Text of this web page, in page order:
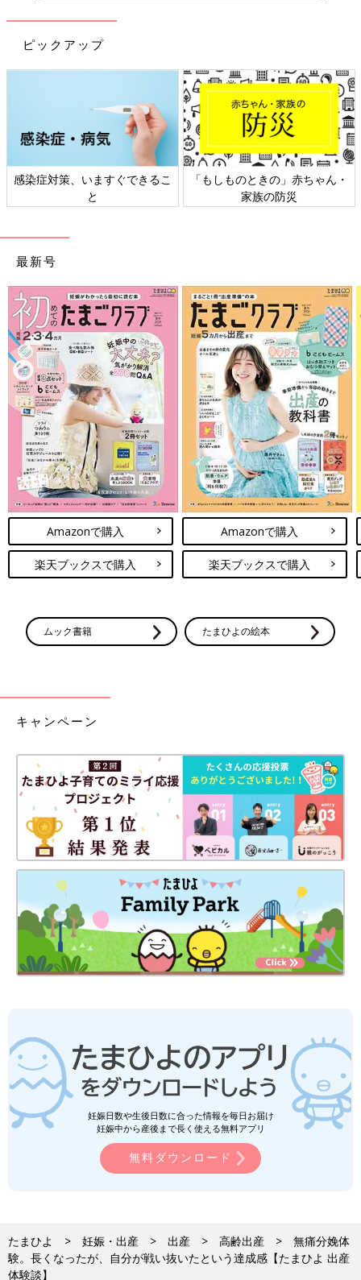
ってたみたい）
明日の麻酔を入れる時間をきいたら、「早くて9時前後」と。絶
とにかく耐える。フゥフゥしたり、調べた呼吸法を実践。陣痛の
時間が少なくなる方法や、陣痛の痛みが減る方法も実践。これが
本当に効果あった！
予習は大事だなと思った。
4:00
4:00～7:00
途中から、腰の痛みも来る。腰くだけるかと思う程激痛。
最後の2時間くらいは、子宮の痛みが来て終わったら腰の痛みと
いう2セットが立て続けに来る。陣痛ない間も、鈍痛はずっとあ
るため基本的にずっと痛い…
7:00
診察。子宮口4cmまで開いてるからバルーン入れなくて大丈夫、
頑張ったね、と言われ泣いた。
でも赤ちゃんの向きが真上を向いてるから、向きが変わらないと
やっぱり帝王切開になるとのこと。
先生より、「四つばいがいいかも」と言われ、大きなクッション
に寄りかかるってやるが、いまいち感覚をつかめない。
「横になる時、向きが左を向いた方が赤ちゃんが回りやすいか
も」とのことで、左に意識的に向くよう指示あり。
かなり腰の陣痛が痛くなり、自分で腰をさすりながら耐える。
7:40
と思い、初めて辛くて涙が出てきた。
ためお役目終了。
カテーテル入れ、これだけ痛み来てるし大丈夫とのことで、流れ
で麻酔も入れてもらう。
左の効きが悪め。右は何も感じない。何回か調整してもらい、結
構効いてきたがお尻の穴の周りのところが痛い。
聞いたら、そこは赤ちゃんが押し出てくる場所だから、その効き
目は弱めだと。
麻酔に時間がかかることも、とのことだったが左もあんまり消え
ず。
左の腰の端に痛みが変更。「赤ちゃんが回ってきてるのかも」と
言われ、左向きになり痛みに耐える。（全然陣痛耐えてた時より
は楽）
10:30
11:00
子宮口5〜6センチ
ブスコバン注射②
12:00
子宮口6〜7センチ
ブスコバン注射③
しいので帝王切開とのこと。）
ピックアップ
感染症対策、いますぐできるこ
と
「もしものときの」赤ちゃん・
家族の防災
最新号
Amazonで購入
楽天ブックスで購入
Amazonで購入
楽天ブックスで購入
ムック書籍 たまひよの絵本
キャンペーン
妊娠日数や生後日数に合った情報を毎日お届け
妊娠中から産後まで長く使える無料アプリ
無料ダウンロード
たまひよ 妊娠・出産 出産 高齢出産
無痛分娩体
験。長くなったが、自分が戦い抜いたという達成感【たまひよ 出産
体験談】